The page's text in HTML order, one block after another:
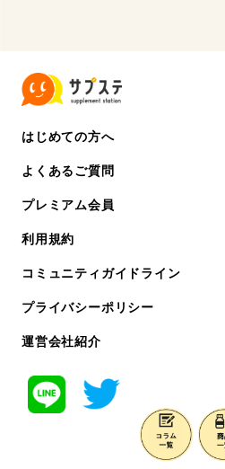
はじめての方へ
よくあるご質問
プレミアム会員
利用規約
コミュニティガイドライン
プライバシーポリシー
運営会社紹介